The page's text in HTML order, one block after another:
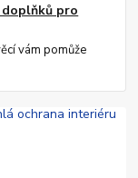
pro
vám pomůže